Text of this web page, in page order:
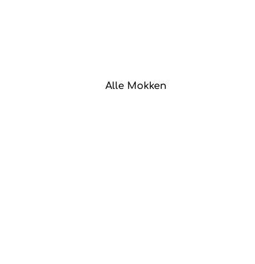
Alle Mokken